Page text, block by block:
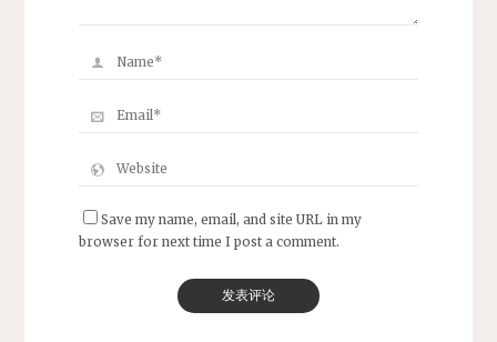
Save my name, email, and site URL in my
browser for next time I post a comment.